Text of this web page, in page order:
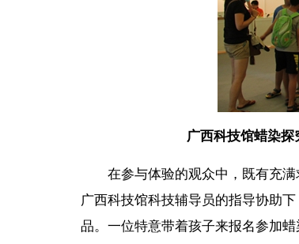
广西科技馆蜡染探
在参与体验的观众中，既有充满
广西科技馆科技辅导员的指导协助
品。一位特意带着孩子来报名参加